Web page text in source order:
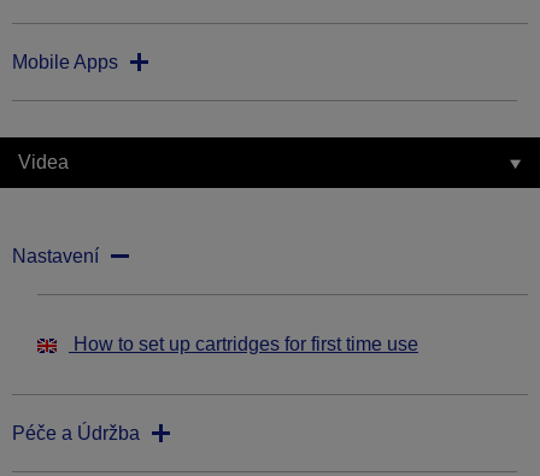
Mobile Apps
Videa
Nastavení
How to set up cartridges for first time use
Péče a Údržba